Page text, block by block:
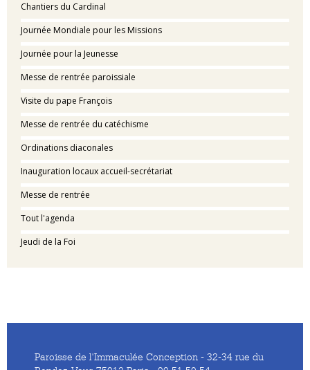
Chantiers du Cardinal
Journée Mondiale pour les Missions
Journée pour la Jeunesse
Messe de rentrée paroissiale
Visite du pape François
Messe de rentrée du catéchisme
Ordinations diaconales
Inauguration locaux accueil-secrétariat
Messe de rentrée
Tout l'agenda
Jeudi de la Foi
Paroisse de l'Immaculée Conception - 32-34 rue du